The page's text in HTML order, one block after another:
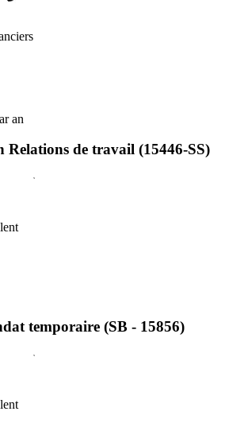
an
Relations de travail (15446-SS)
temporaire (SB - 15856)